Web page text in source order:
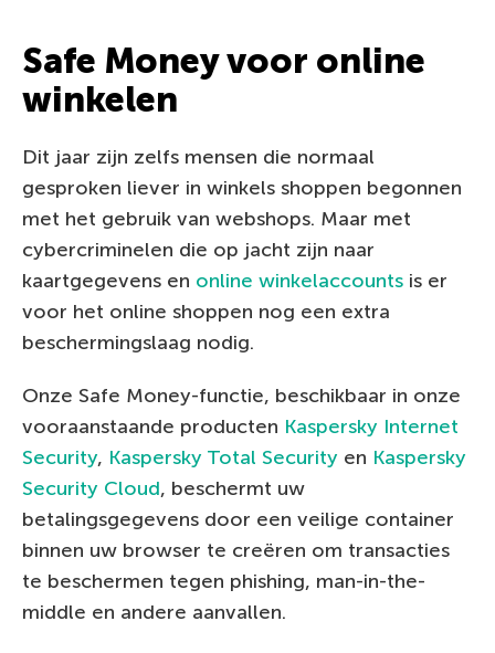
Safe Money voor online
winkelen
Dit jaar zijn zelfs mensen die normaal
gesproken liever in winkels shoppen begonnen
met het gebruik van webshops. Maar met
cybercriminelen die op jacht zijn naar
kaartgegevens en online winkelaccounts is er
voor het online shoppen nog een extra
beschermingslaag nodig.
Onze Safe Money-functie, beschikbaar in onze
vooraanstaande producten Kaspersky Internet
Security, Kaspersky Total Security en Kaspersky
Security Cloud, beschermt uw
betalingsgegevens door een veilige container
binnen uw browser te creëren om transacties
te beschermen tegen phishing, man-in-the-
middle en andere aanvallen.